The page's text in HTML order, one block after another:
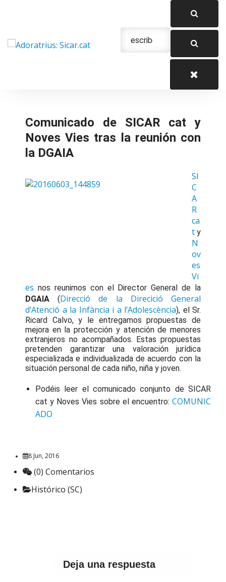
Comunicado de SICAR cat y
Noves Vies tras la reunión con
la DGAIA
SI
C
A
R
ca
t y
N
ov
es
Vi
es nos reunimos con el Director General de la
DGAIA (Direcció de la Direcició General
d’Atenció a la Infància i a l’Adolescència), el Sr.
Ricard Calvo, y le entregamos propuestas de
mejora en la protección y atención de menores
extranjeros no acompañados. Estas propuestas
pretenden garantizar una valoración jurídica
especializada e individualizada de acuerdo con la
situación personal de cada niño, niña y joven.
Podéis leer el comunicado conjunto de SICAR
cat y Noves Vies sobre el encuentro: COMUNIC
ADO
8 Jun, 2016
(0) Comentarios
Histórico (SC)
Deja una respuesta